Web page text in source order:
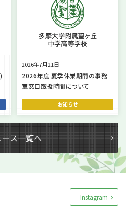
2026年7月21日
2026年度 夏季休業期間の事務
室窓口取扱時間について
お知らせ
ス一覧へ
Instagram